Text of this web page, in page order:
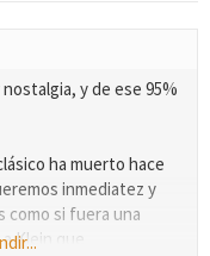
y de ese 95%
ha muerto hace
inmediatez y
como si fuera una
Klein que